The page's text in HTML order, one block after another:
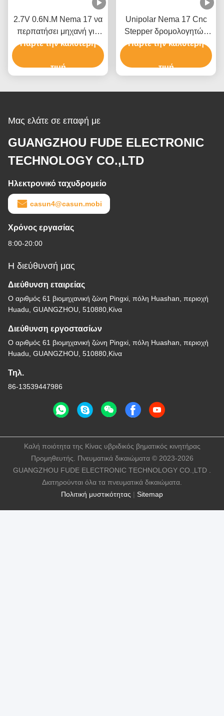
2.7V 0.6N.M Nema 17 να
περπατήσει μηχανή για
την όργανο μέτρησης
Πάρτε την καλύτερη
τιμή
Unipolar Nema 17 Cnc
Stepper δρομολογητών
1.7A 60mm 3018 Cnc
Πάρτε την καλύτερη
τιμή
Μας ελάτε σε επαφή με
GUANGZHOU FUDE ELECTRONIC
TECHNOLOGY CO.,LTD
Ηλεκτρονικό ταχυδρομείο
casun4@casun.mobi
Χρόνος εργασίας
8:00-20:00
Η διεύθυνσή μας
Διεύθυνση εταιρείας
Ο αριθμός 61 βιομηχανική ζώνη Pingxi, πόλη Huashan, περιοχή
Huadu, GUANGZHOU, 510880,Κίνα
Διεύθυνση εργοστασίων
Ο αριθμός 61 βιομηχανική ζώνη Pingxi, πόλη Huashan, περιοχή
Huadu, GUANGZHOU, 510880,Κίνα
Τηλ.
86-13539447986
Πολιτική μυστικότητας | Sitemap
Καλή ποιότητα της Κίνας υβριδικός βηματικός κινητήρας
Προμηθευτής. Πνευματικά δικαιώματα © 2023-2026
GUANGZHOU FUDE ELECTRONIC TECHNOLOGY CO.,LTD .
Διατηρούνται όλα τα πνευματικά δικαιώματα.